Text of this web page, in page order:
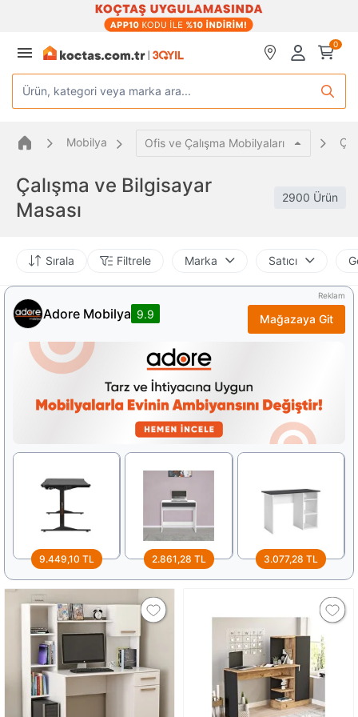
0
Ürün, kategori veya marka ara...
Mobilya Ofis ve Çalışma Mobilyaları
Çalışma ve Bilgisayar
Masası
2900 Ürün
Sırala Filtrele Marka Satıcı
Adore Mobilya 9.9
Reklam
Mağazaya Git
9.449,10 TL 2.861,28 TL 3.077,28 TL